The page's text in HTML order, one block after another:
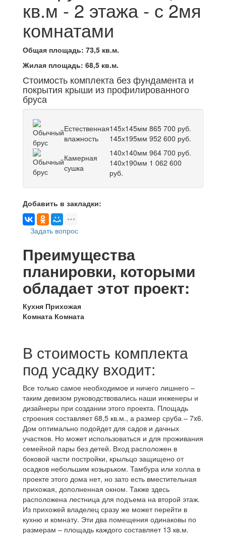
кв.м - 2 этажа - с 2мя
комнатами
Общая площадь: 73,5 кв.м.
Жилая площадь: 68,5 кв.м.
Стоимость комплекта без фундамента и
покрытия крыши из профилированного
бруса
Естественная
влажность
145х145мм 865 700 руб.
145х195мм 952 600 руб.
Камерная
сушка
140х140мм 964 700 руб.
140х190мм 1 062 600
руб.
Добавить в закладки:
Задать вопрос
Преимущества
планировки, которыми
обладает этот проект:
Кухня Прихожая
Комната Комната
В стоимость комплекта
под усадку входит:
Все только самое необходимое и ничего лишнего –
таким девизом руководствовались наши инженеры и
дизайнеры при создании этого проекта. Площадь
строения составляет 68,5 кв.м., а размер сруба – 7x6.
Дом оптимально подойдет для садов и дачных
участков. Но может использоваться и для проживания
семейной пары без детей. Вход расположен в
боковой части постройки, крыльцо защищено от
осадков небольшим козырьком. Тамбура или холла в
проекте этого дома нет, но зато есть вместительная
прихожая, дополненная окном. Также здесь
расположена лестница для подъема на второй этаж.
Из прихожей владелец сразу же может перейти в
кухню и комнату. Эти два помещения одинаковы по
размерам – площадь каждого составляет 13 кв.м.